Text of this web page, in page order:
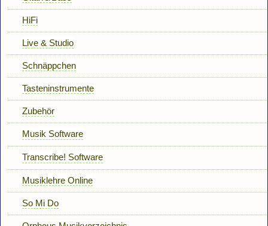
HiFi
Live & Studio
Schnäppchen
Tasteninstrumente
Zubehör
Musik Software
Transcribe! Software
Musiklehre Online
So Mi Do